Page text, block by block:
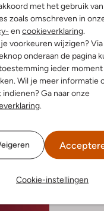
met het gebruik
zoals omschreven in
en cookieverklaring
voorkeuren wijzigen?
onderaan de pagina
ieder moment
Wil je meer informatie
indienen? Ga naar onze
Cookie-instellingen
Laatste
-50%
Philippe
Hoge
€ 369,95